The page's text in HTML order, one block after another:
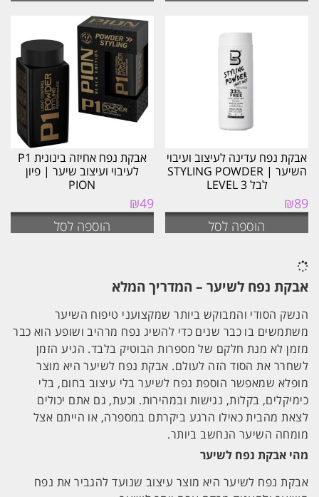
אבקת נפח עדינה לעיצוב ועיבוי
השיער | STYLING POWDER
לבל LEVEL 3
₪89
הוספה לסל
אבקת נפח אחיזה בינונית P1
לעיבוי ועיצוב שיער | פיון
PION
₪49
הוספה לסל
אבקת נפח לשיער – המדריך המלא
הנשק הסודי והמבוקש ביותר שמקצועני טיפוח השיער
משתמשים בו כבר שנים כדי להשיג נפח מרהיב ושופע הוא כבר
מזמן לא מנת חלקם של מספרות הבוטיק בלבד. הגיע הזמן
לשחרר את הסוד הזה לעולם. אבקת נפח לשיער היא מוצר
מופלא שמאפשר הוספת נפח לשיער בלי עיצוב בחום, בלי
כימיקלים, בקלות, נגישות ובמהירות. וכעת, גם אתם יכולים
לצאת מהבית כאילו הרגע ביקרתם במספרה, או הייתם אצל
מומחה השיער הנחשב ביותר.
מהי אבקת נפח לשיער
אבקת נפח לשיער היא מוצר עיצוב שנועד להגביר את נפח